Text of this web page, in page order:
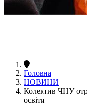
Головна
НОВИНИ
Колектив ЧНУ
освіти